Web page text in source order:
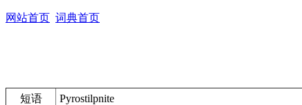
网站首页 词典首页
短语 Pyrostilpnite